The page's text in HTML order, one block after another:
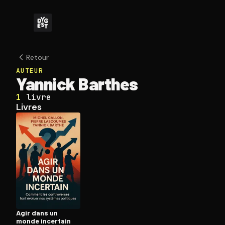
Retour
AUTEUR
Yannick Barthes
1 livre
Livres
Agir dans un
monde incertain